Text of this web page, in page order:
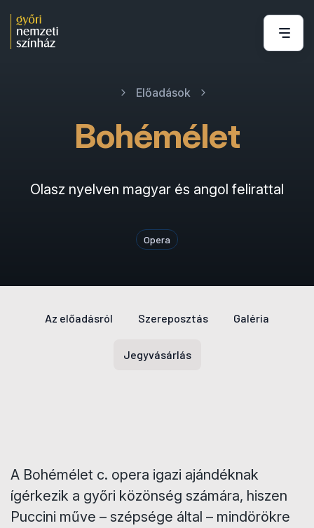
Előadások
Bohémélet
Olasz nyelven magyar és angol felirattal
Opera
Az előadásról Szereposztás Galéria
Jegyvásárlás
A Bohémélet c. opera igazi ajándéknak
ígérkezik a győri közönség számára, hiszen
Puccini műve – szépsége által – mindörökre